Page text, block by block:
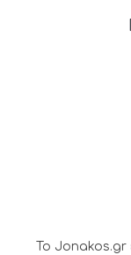
Το Jonakos.gr